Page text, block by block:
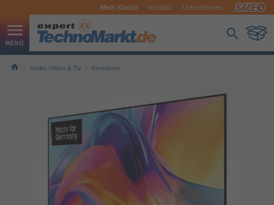
Mein Konto Kontakt Unternehmen
Audio,Video & TV Fernseher